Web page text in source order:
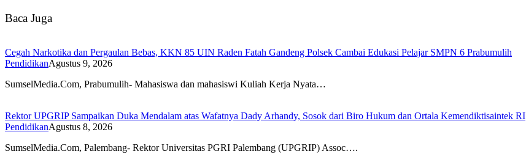
Baca Juga
Cegah Narkotika dan Pergaulan Bebas, KKN 85 UIN Raden Fatah Gandeng Polsek Cambai Edukasi Pelajar SMPN 6 Prabumulih
PendidikanAgustus 9, 2026
SumselMedia.Com, Prabumulih- Mahasiswa dan mahasiswi Kuliah Kerja Nyata…
Rektor UPGRIP Sampaikan Duka Mendalam atas Wafatnya Dady Arhandy, Sosok dari Biro Hukum dan Ortala Kemendiktisaintek RI
PendidikanAgustus 8, 2026
SumselMedia.Com, Palembang- Rektor Universitas PGRI Palembang (UPGRIP) Assoc….